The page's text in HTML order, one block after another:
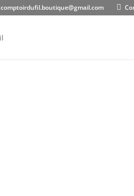
comptoirdufil.boutique@gmail.com